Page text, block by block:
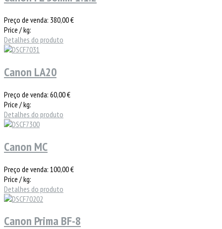
Preço de venda: 380,00 €
Price / kg:
Detalhes do produto
Canon LA20
Preço de venda: 60,00 €
Price / kg:
Detalhes do produto
Canon MC
Preço de venda: 100,00 €
Price / kg:
Detalhes do produto
Canon Prima BF-8